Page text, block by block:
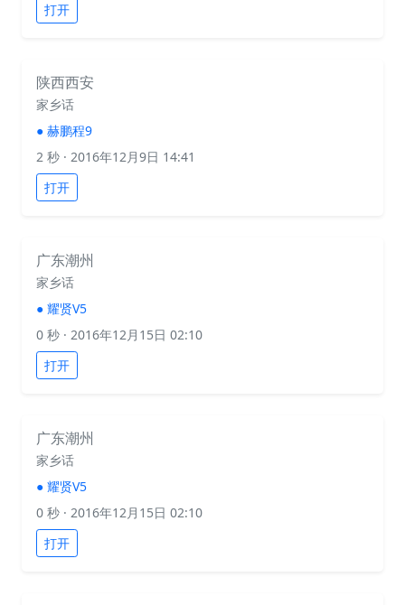
打开
陕西西安
家乡话
● 赫鹏程9
2 秒 · 2016年12月9日 14:41
打开
广东潮州
家乡话
● 耀贤V5
0 秒 · 2016年12月15日 02:10
打开
广东潮州
家乡话
● 耀贤V5
0 秒 · 2016年12月15日 02:10
打开